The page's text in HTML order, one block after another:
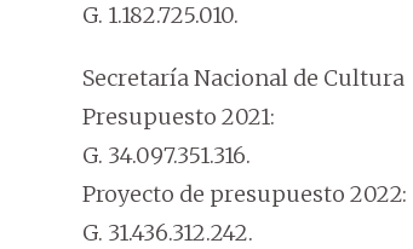
G. 1.182.725.010.
Secretaría Nacional de Cultura
Presupuesto 2021:
G. 34.097.351.316.
Proyecto de presupuesto 2022:
G. 31.436.312.242.